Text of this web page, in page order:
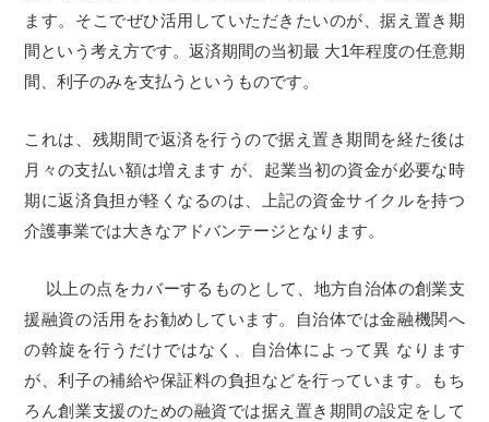
ます。そこでぜひ活用していただきたいのが、据え置き期
間という考え方です。返済期間の当初最 大1年程度の任意期
間、利子のみを支払うというものです。
これは、残期間で返済を行うので据え置き期間を経た後は
月々の支払い額は増えます が、起業当初の資金が必要な時
期に返済負担が軽くなるのは、上記の資金サイクルを持つ
介護事業では大きなアドバンテージとなります。
以上の点をカバーするものとして、地方自治体の創業支
援融資の活用をお勧めしています。自治体では金融機関へ
の斡旋を行うだけではなく、自治体によって異 なります
が、利子の補給や保証料の負担などを行っています。もち
ろん創業支援のための融資では据え置き期間の設定をして